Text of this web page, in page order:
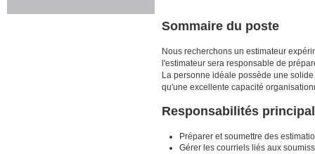
Sommaire du poste
Nous recherchons un estimateur
l'estimateur sera responsable de
La personne idéale possède une
qu'une excellente capacité
Responsabilités
Préparer et soumettre des
Gérer les courriels liés aux